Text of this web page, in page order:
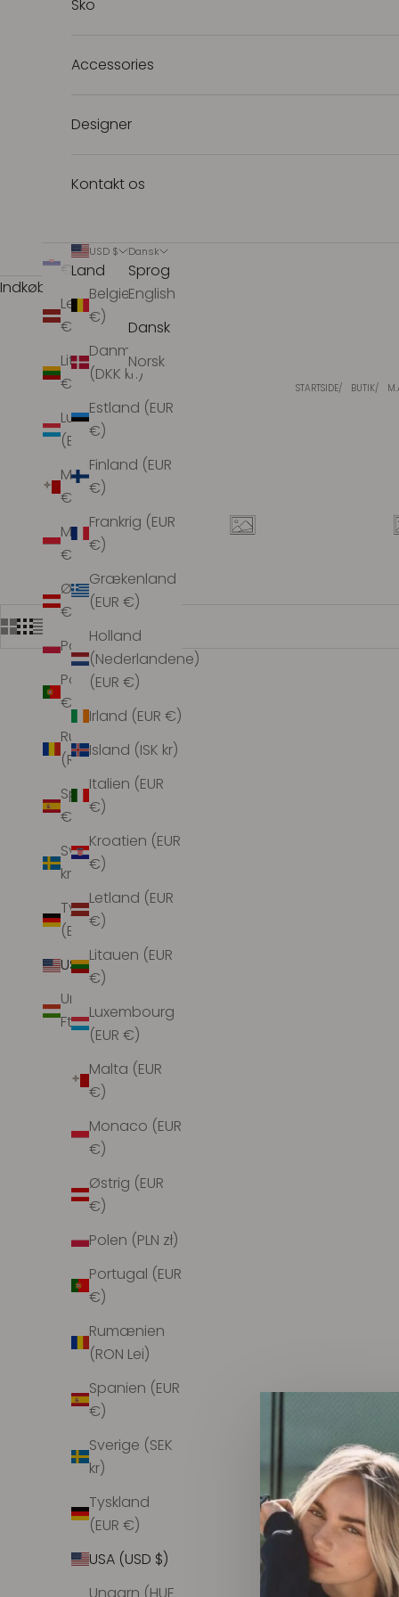
(EUR €)
(Nederlandene)
Irland (EUR €)
Italien (EUR
Kroatien (EUR
€)
Letland (EUR
€)
Litauen (EUR
€)
Luxembourg
(EUR €)
Malta (EUR
€)
Monaco (EUR
€)
Østrig (EUR
€)
Polen (PLN zł)
Portugal (EUR
€)
Rumænien
(RON Lei)
Spanien (EUR
€)
Sverige (SEK
kr)
Tyskland
(EUR €)
USA (USD $)
Ungarn (HUF
Ft)
Sko
Accessories
Designer
Kontakt os
USD $
Land
Belgien (EUR
€)
Danmark
(DKK kr.)
Estland (EUR
€)
Finland (EUR
€)
Frankrig (EUR
€)
Grækenland
(EUR €)
Holland
(Nederlandene)
(EUR €)
Irland (EUR €)
Island (ISK kr)
Italien (EUR
€)
Kroatien (EUR
€)
Letland (EUR
€)
Litauen (EUR
€)
Luxembourg
(EUR €)
Malta (EUR
€)
Monaco (EUR
€)
Østrig (EUR
€)
Polen (PLN zł)
Portugal (EUR
€)
Rumænien
(RON Lei)
Spanien (EUR
€)
Sverige (SEK
kr)
Tyskland
(EUR €)
USA (USD $)
Ungarn (HUF
Dansk
Sprog
English
Dansk
Norsk
Indkøbskurv
STARTSIDE BUTIK
UDSOLGT
M.A.B.E. Stella Print S/S Top Ecru/Rust
Salgspris
$126.00
M.A.B.E Aubrie Print Jacket
Salgspris
$440.00